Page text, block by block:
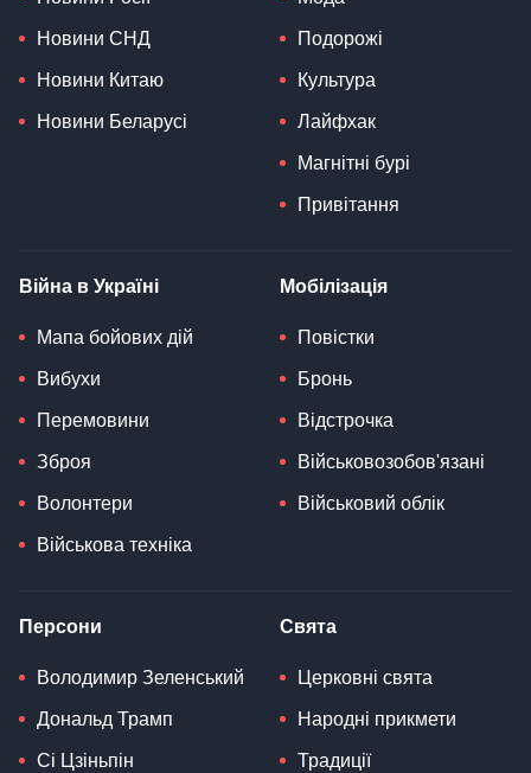
Новини СНД
Новини Китаю
Новини Беларусі
Подорожі
Культура
Лайфхак
Магнітні бурі
Привітання
Війна в Україні
Мапа бойових дій
Вибухи
Перемовини
Зброя
Волонтери
Військова техніка
Мобілізація
Повістки
Бронь
Відстрочка
Військовозобов'язані
Військовий облік
Персони
Володимир Зеленський
Дональд Трамп
Сі Цзіньпін
Свята
Церковні свята
Народні прикмети
Традиції